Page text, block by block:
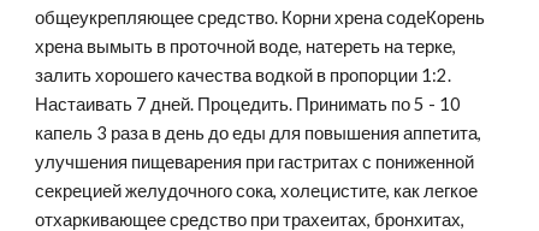
общеукрепляющее средство. Корни хрена содеКорень
хрена вымыть в проточной воде, натереть на терке,
залить хорошего качества водкой в пропорции 1:2.
Настаивать 7 дней. Процедить. Принимать по 5 - 10
капель 3 раза в день до еды для повышения аппетита,
улучшения пищеварения при гастритах с пониженной
секрецией желудочного сока, холецистите, как легкое
отхаркивающее средство при трахеитах, бронхитах,